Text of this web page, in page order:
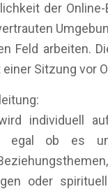
der Online-
Feld arbeiten.
Sitzung vor
individuell
egal ob es
oder